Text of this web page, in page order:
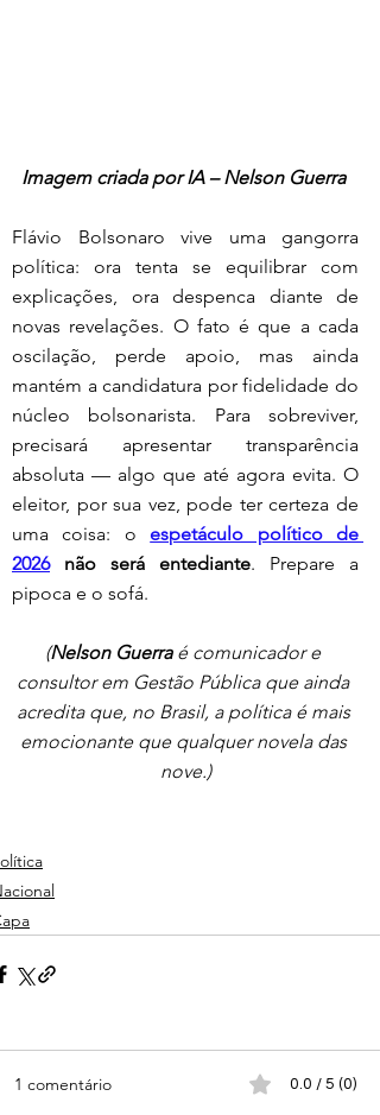
Imagem criada por IA – Nelson Guerra
Flávio Bolsonaro vive uma gangorra
política: ora tenta se equilibrar com
explicações, ora despenca diante de
novas revelações. O fato é que a cada
oscilação, perde apoio, mas ainda
mantém a candidatura por fidelidade do
núcleo bolsonarista. Para sobreviver,
precisará apresentar transparência
absoluta — algo que até agora evita. O
eleitor, por sua vez, pode ter certeza de
uma coisa: o espetáculo político de
2026 não será entediante. Prepare a
pipoca e o sofá.
(Nelson Guerra é comunicador e
consultor em Gestão Pública que ainda
acredita que, no Brasil, a política é mais
emocionante que qualquer novela das
nove.)
1 comentário 0.0 / 5 (0)